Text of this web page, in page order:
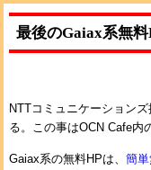
最後のGaiax系無料
NTTコミュニケーション
る。この事はOCN Cafe内
Gaiax系の無料HPは、 簡